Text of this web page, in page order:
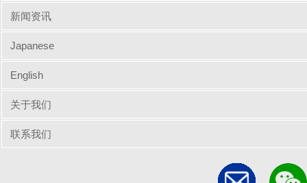
新闻资讯
Japanese
English
关于我们
联系我们